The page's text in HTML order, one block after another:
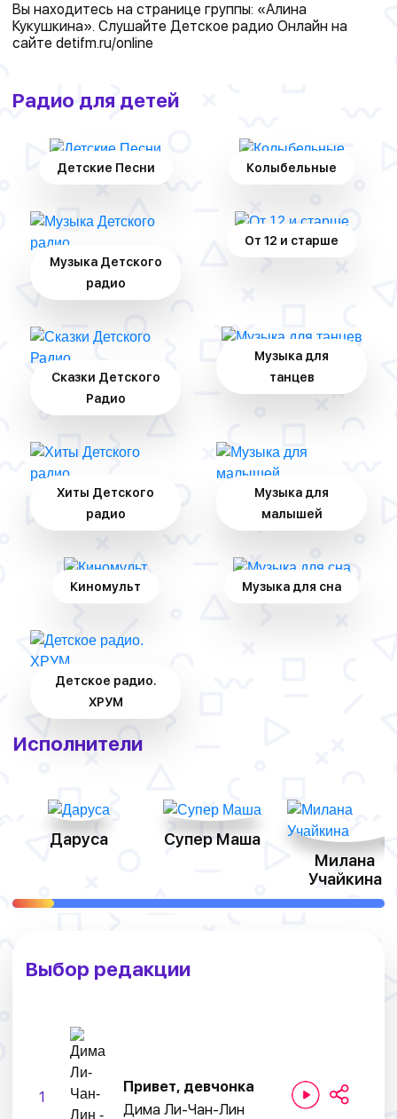
Вы находитесь на странице группы: «Алина
Кукушкина». Слушайте Детское радио Онлайн на
сайте detifm.ru/online
Радио для детей
Детские Песни Колыбельные
Музыка Детского
радио
От 12 и старше
Сказки Детского
Радио
Музыка для
танцев
Хиты Детского
радио
Музыка для
малышей
Киномульт Музыка для сна
Детское радио.
ХРУМ
Исполнители
Даруса
Супер Маша
Милана
Учайкина
Выбор редакции
1
Привет, девчонка
Дима Ли-Чан-Лин